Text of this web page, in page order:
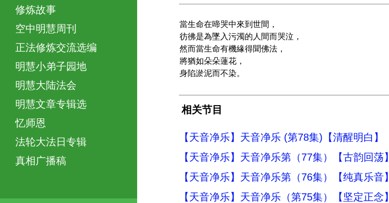
修炼故事
空中明慧周刊
正法修炼交流选编
明慧小弟子园地
明慧大陆法会
明慧文章专辑选
忆师恩
法轮大法日专辑
真相广播稿
當生命在啼哭中來到世間，
彷彿是為墜入污濁的人間而哭泣，
然而當生命有機緣得聞佛法，
將猶如朵朵蓮花，
身陷淤泥而不染。
相关节目
【天音净乐】天音净乐 (第78集)【清醒明白】
【天音净乐】天音净乐第（77集）【古韵回荡】
【天音净乐】天音净乐第（76集）【纯真乐音】
【天音净乐】天音净乐（第75集）【坚定正念】